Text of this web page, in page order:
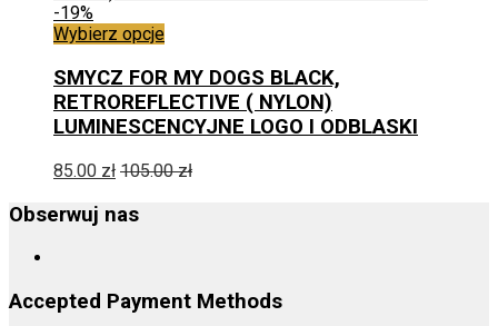
na
stronie
produktu
-19%
Wybierz opcjeTen
ma
wiele
wariantów.
Opcje
można
wybrać
SMYCZ FOR MY DOGS BLACK,
RETROREFLECTIVE ( NYLON)
LUMINESCENCYJNE LOGO I ODBLASKI
85.00 zł 105.00zł
Obserwuj nas
Accepted Payment Methods